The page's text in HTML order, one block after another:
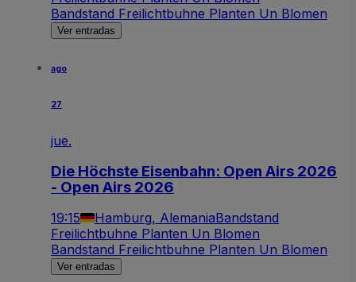
Bandstand Freilichtbuhne Planten Un Blomen
Ver entradas
ago
27
jue.
Die Höchste Eisenbahn: Open Airs 2026
- Open Airs 2026
19:15 Hamburg, AlemaniaBandstand
Freilichtbuhne Planten Un Blomen
Bandstand Freilichtbuhne Planten Un Blomen
Ver entradas